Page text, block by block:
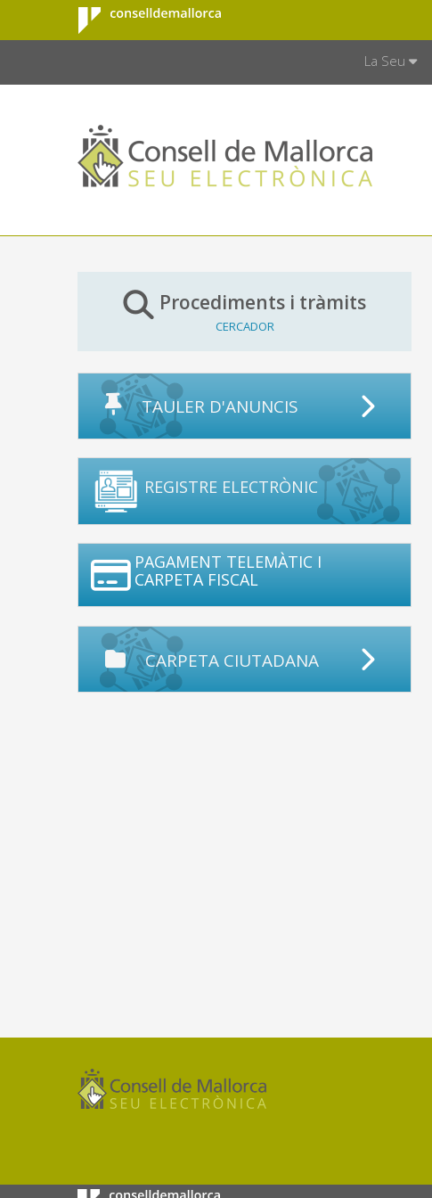
Salta al contingut principal
Consell de
Mallorca
La Seu
Procediments i tràmits
CERCADOR
TAULER D'ANUNCIS
REGISTRE ELECTRÒNIC
PAGAMENT TELEMÀTIC I
CARPETA FISCAL
CARPETA CIUTADANA